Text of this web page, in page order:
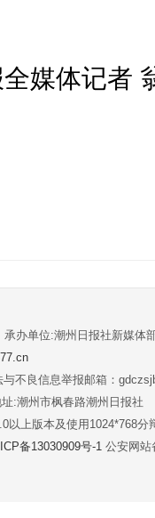
媒体记者
办单位:潮州日报社新媒体
不良信息举报邮箱：
:潮州市枫春路潮州日报社
以上版本及使用1024*768分
备13030909号-1 公安网站